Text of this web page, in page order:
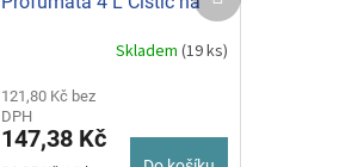
tvrdé povrchy s čpavkem
produktu
je
5,0
Skladem(19 ks)
121,80 Kč bez
DPH
147,38 Kč
produkt